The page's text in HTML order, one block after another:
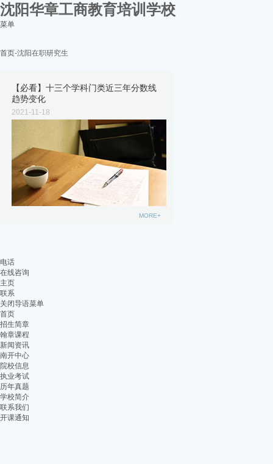
沈阳华章工商教育培训学校
菜单
首页-沈阳在职研究生
【必看】十三个学科门类近三年分数线
趋势变化
2021-11-18
MORE+
电话
在线咨询
主页
联系
关闭导语菜单
首页
招生简章
翰章课程
新闻资讯
南开中心
院校信息
执业考试
历年真题
学校简介
联系我们
开课通知